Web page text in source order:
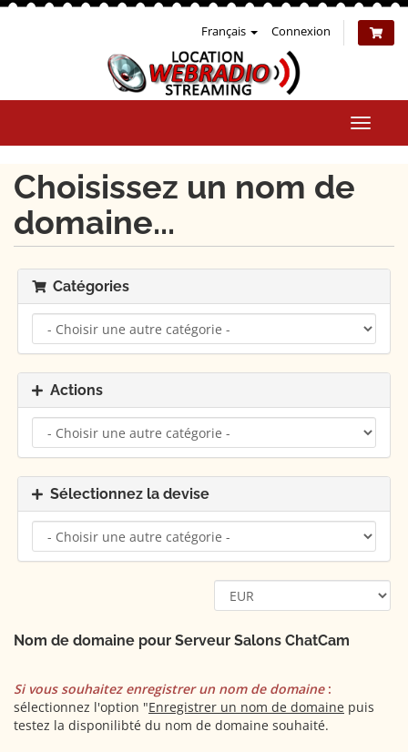
Français Connexion
la
Choisissez un nom de
domaine...
Catégories
Actions
Sélectionnez la devise
Nom de domaine pour Serveur Salons ChatCam
Si vous souhaitez enregistrer un nom de domaine:
sélectionnez l'option "Enregistrer un nom de domaine puis
testez la disponilibté du nom de domaine souhaité.